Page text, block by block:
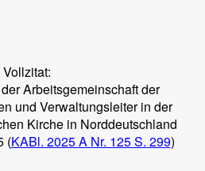
Vollzitat:
Arbeitsgemeinschaft der
und Verwaltungsleiter in der
Kirche in Norddeutschland
(KABl. 2025 A Nr. 125 S. 299)